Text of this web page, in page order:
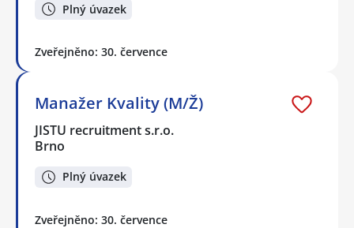
Plný úvazek
Zveřejněno: 30. července
Manažer Kvality (M/Ž)
JISTU recruitment s.r.o.
Brno
Plný úvazek
Zveřejněno: 30. července